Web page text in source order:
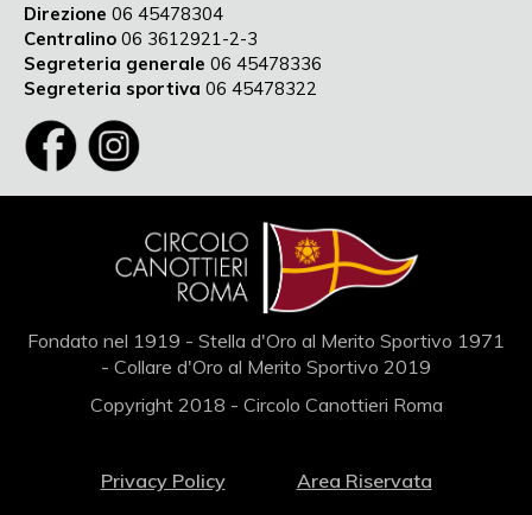
Direzione 06 45478304
Centralino 06 3612921-2-3
Segreteria generale 06 45478336
Segreteria sportiva 06 45478322
Fondato nel 1919 - Stella d'Oro al Merito Sportivo 1971
- Collare d'Oro al Merito Sportivo 2019
Copyright 2018 - Circolo Canottieri Roma
Privacy Policy Area Riservata